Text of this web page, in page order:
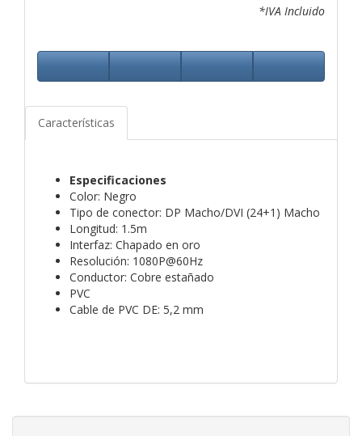
*IVA Incluido
Características
Especificaciones
Color: Negro
Tipo de conector: DP Macho/DVI (24+1) Macho
Longitud: 1.5m
Interfaz: Chapado en oro
Resolución: 1080P@60Hz
Conductor: Cobre estañado
PVC
Cable de PVC DE: 5,2 mm